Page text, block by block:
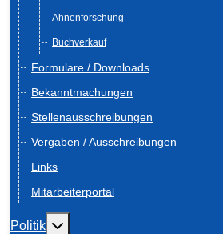
Ahnenforschung
Buchverkauf
Formulare / Downloads
Bekanntmachungen
Stellenausschreibungen
Vergaben / Ausschreibungen
Links
Mitarbeiterportal
Politik Weitere Informationen: Politik